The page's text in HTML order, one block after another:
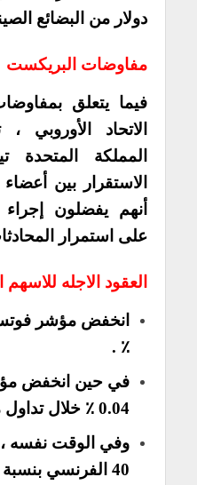
دولار من البضائع الصينية من 10
مفاوضات البريكست
فيما يتعلق
الاتحاد الأوروبي
المملكة
الاستقرار بين
أنهم يفضلون
على استمرار
العقود الاجله للاسهم
٪ .
في حين انخفض
0.04 ٪ خلال تداول ما قبل السوق.
وفي الوقت نفسه